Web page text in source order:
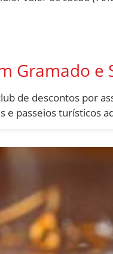
Gramado e
de descontos por
passeios turísticos